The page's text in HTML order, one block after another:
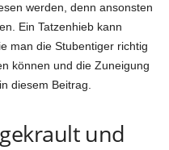
werden, denn ansonsten
Ein Tatzenhieb kann
man die Stubentiger richtig
können und die Zuneigung
diesem Beitrag.
und